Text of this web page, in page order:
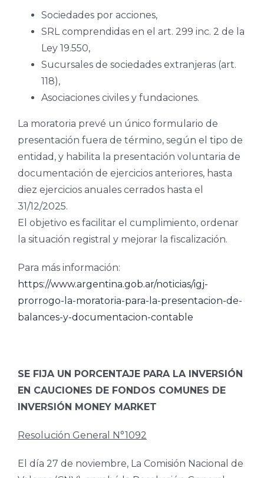
Sociedades por acciones,
SRL comprendidas en el art. 299 inc. 2 de la
Ley 19.550,
Sucursales de sociedades extranjeras (art.
118),
Asociaciones civiles y fundaciones.
La moratoria prevé un único formulario de
presentación fuera de término, según el tipo de
entidad, y habilita la presentación voluntaria de
documentación de ejercicios anteriores, hasta
diez ejercicios anuales cerrados hasta el
31/12/2025.
El objetivo es facilitar el cumplimiento, ordenar
la situación registral y mejorar la fiscalización.
Para más información:
https://www.argentina.gob.ar/noticias/igj-
prorrogo-la-moratoria-para-la-presentacion-de-
balances-y-documentacion-contable
SE FIJA UN PORCENTAJE PARA LA INVERSIÓN
EN CAUCIONES DE FONDOS COMUNES DE
INVERSIÓN MONEY MARKET
Resolución General N°1092
El día 27 de noviembre, La Comisión Nacional de